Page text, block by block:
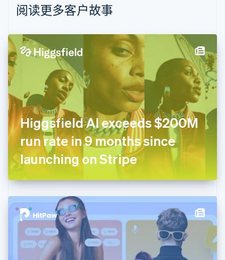
阅读更多客户故事
Higgsfield AI exceeds $200M
run rate in 9 months since
launching on Stripe
Nederlands Français Deutsch
波兰
丹麦
English
德国
English
Français English
芬兰
EnglishSvenska
荷兰
Nederlands English
加拿大
EnglishFrançais
捷克
克罗地亚
拉脱维亚
English
立陶宛
English
列支敦士登
DeutschEnglish